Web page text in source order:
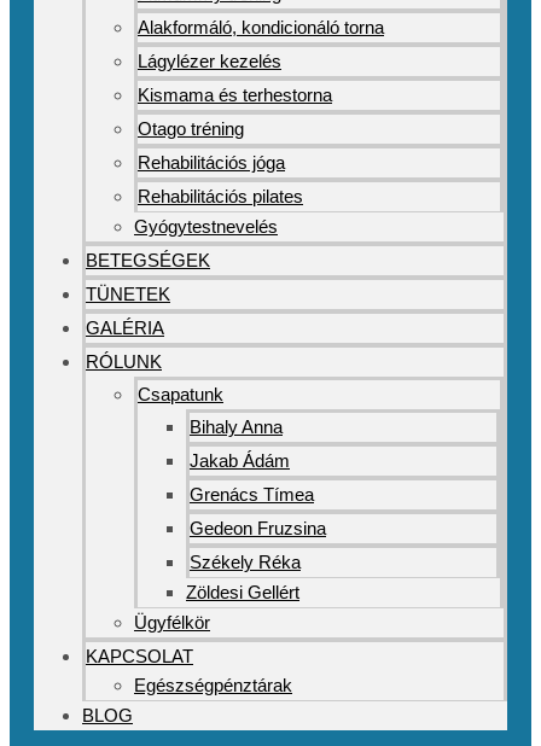
Alakformáló, kondicionáló torna
Lágylézer kezelés
Kismama és terhestorna
Otago tréning
Rehabilitációs jóga
Rehabilitációs pilates
Gyógytestnevelés
BETEGSÉGEK
TÜNETEK
GALÉRIA
RÓLUNK
Csapatunk
Bihaly Anna
Jakab Ádám
Grenács Tímea
Gedeon Fruzsina
Székely Réka
Zöldesi Gellért
Ügyfélkör
KAPCSOLAT
Egészségpénztárak
BLOG